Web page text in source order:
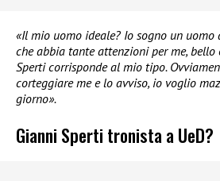
«Il mio uomo ideale? Io sogno un uomo
che abbia tante attenzioni per me, bello
Sperti corrisponde al mio tipo.
corteggiare me e lo avviso, io voglio
giorno».
Gianni Sperti tronista a UeD?